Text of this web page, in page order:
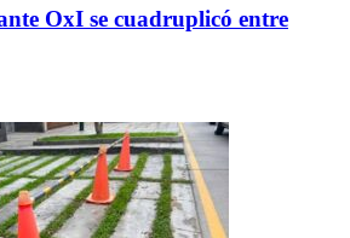
OxI se cuadruplicó entre